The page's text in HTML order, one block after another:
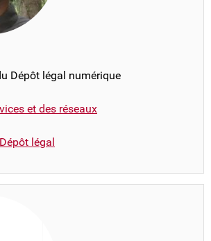
Dépôt légal numérique
et des réseaux
légal